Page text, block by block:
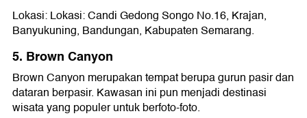
Lokasi: Lokasi: Candi Gedong Songo No.16, Krajan,
Banyukuning, Bandungan, Kabupaten Semarang.
5. Brown Canyon
Brown Canyon merupakan tempat berupa gurun pasir dan
dataran berpasir. Kawasan ini pun menjadi destinasi
wisata yang populer untuk berfoto-foto.